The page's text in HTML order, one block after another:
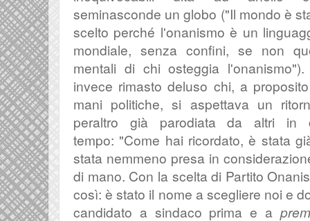
seminasconde un globo ("Il mondo è
scelto perché l'onanismo è un
mondiale, senza confini, se non
mentali di chi osteggia
invece rimasto deluso chi, a
mani politiche, si aspettava un
peraltro già parodiata da altri in
tempo: "Come hai ricordato, è stata
stata nemmeno presa in
di mano. Con la scelta di Partito
così: è stato il nome a scegliere noi e
candidato a sindaco prima e a